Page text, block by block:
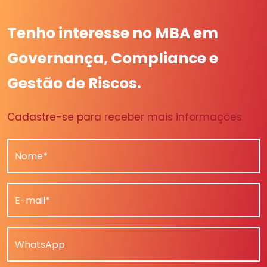
Tenho interesse no MBA em
Governança, Compliance e
Gestão de Riscos.
Cadastre-se para receber mais informações.
Nome*
E-mail*
WhatsApp